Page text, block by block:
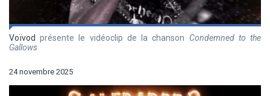
Voïvod présente le vidéoclip de la chanson Condemned to the
Gallows
24 novembre 2025